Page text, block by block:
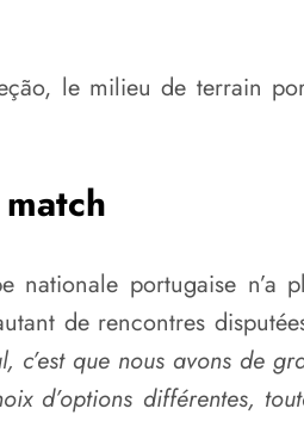
le milieu de terrain
nationale portugaise
de rencontres
que nous avons de
d’options différentes,